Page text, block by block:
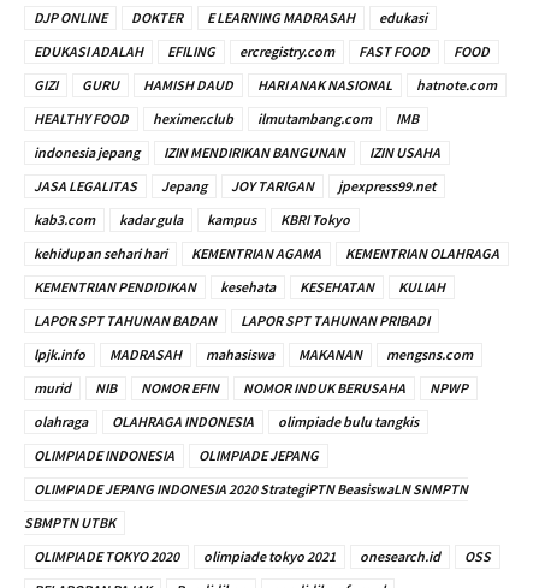
DJP ONLINE DOKTER E LEARNING MADRASAH
edukasi
EDUKASI ADALAH
EFILING ercregistry.com FAST FOOD
FOOD
GIZI
GURU HAMISH DAUD HARI ANAK NASIONAL
hatnote.com
HEALTHY FOOD
heximer.club ilmutambang.com
IMB
indonesia jepang
IZIN MENDIRIKAN BANGUNAN
IZIN USAHA
JASA LEGALITAS
Jepang JOY TARIGAN
jpexpress99.net
kab3.com
kadar gula kampus
KBRI Tokyo
kehidupan sehari hari
KEMENTRIAN AGAMA
KEMENTRIAN OLAHRAGA
KEMENTRIAN PENDIDIKAN
kesehata KESEHATAN
KULIAH
LAPOR SPT TAHUNAN BADAN
LAPOR SPT TAHUNAN PRIBADI
lpjk.info
MADRASAH mahasiswa MAKANAN
mengsns.com
murid
NIB NOMOR EFIN NOMOR INDUK BERUSAHA
NPWP
olahraga
OLAHRAGA INDONESIA
olimpiade bulu tangkis
OLIMPIADE INDONESIA
OLIMPIADE JEPANG
OLIMPIADE JEPANG INDONESIA 2020 StrategiPTN BeasiswaLN SNMPTN
SBMPTN UTBK
OLIMPIADE TOKYO 2020
olimpiade tokyo 2021 onesearch.id
OSS